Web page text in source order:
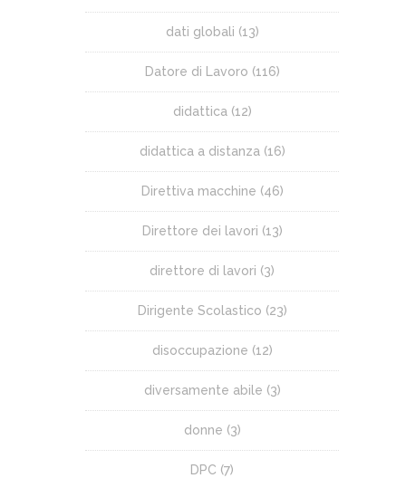
dati globali (13)
Datore di Lavoro (116)
didattica (12)
didattica a distanza (16)
Direttiva macchine (46)
Direttore dei lavori (13)
direttore di lavori (3)
Dirigente Scolastico (23)
disoccupazione (12)
diversamente abile (3)
donne (3)
DPC (7)